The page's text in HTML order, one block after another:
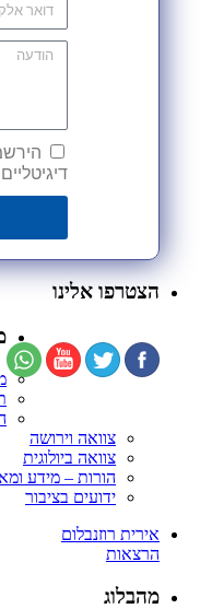
הצטרפו אלינו
צוואה וירושה
צוואה ביולוגית
הורות – מידע
ידועים בציבור
אירית רוזנבלום
הרצאות
מהבלוג